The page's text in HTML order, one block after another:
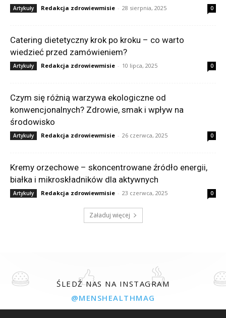
Artykuły Redakcja zdrowiewmisie - 28 sierpnia, 2025 0
Catering dietetyczny krok po kroku – co warto
wiedzieć przed zamówieniem?
Artykuły Redakcja zdrowiewmisie - 10 lipca, 2025 0
Czym się różnią warzywa ekologiczne od
konwencjonalnych? Zdrowie, smak i wpływ na
środowisko
Artykuły Redakcja zdrowiewmisie - 26 czerwca, 2025 0
Kremy orzechowe – skoncentrowane źródło energii,
białka i mikroskładników dla aktywnych
Artykuły Redakcja zdrowiewmisie - 23 czerwca, 2025 0
Załaduj więcej
ŚLEDŹ NAS NA INSTAGRAM
@MENSHEALTHMAG